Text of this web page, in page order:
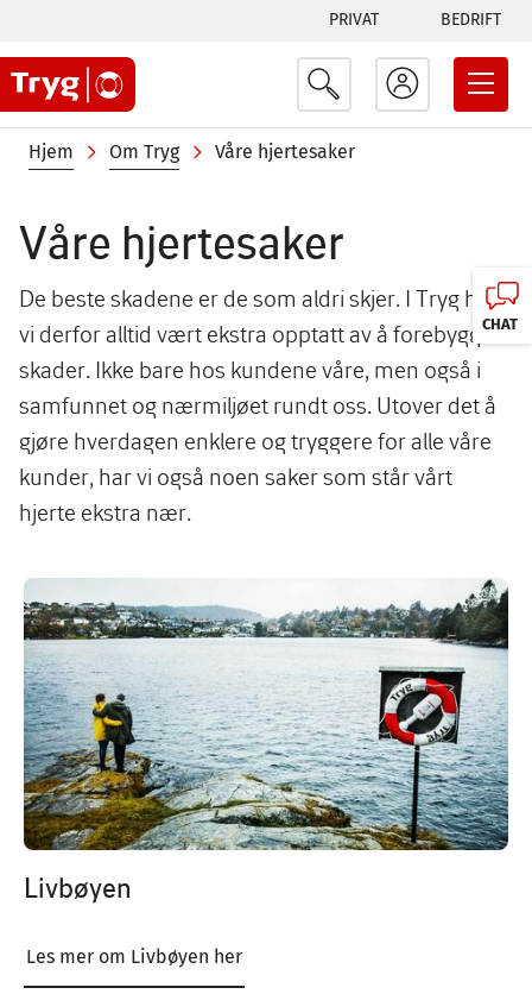
hovedinnhold
Tabs
menu
PRIVAT BEDRIFT
Navigasjonssti
Hjem Om Tryg Våre hjertesaker
Våre hjertesaker
De beste skadene er de som aldri skjer. I Tryg har
vi derfor alltid vært ekstra opptatt av å forebygge
skader. Ikke bare hos kundene våre, men også i
samfunnet og nærmiljøet rundt oss. Utover det å
gjøre hverdagen enklere og tryggere for alle våre
kunder, har vi også noen saker som står vårt
hjerte ekstra nær.
Image
Livbøyen
Les mer om Livbøyen her
CHAT